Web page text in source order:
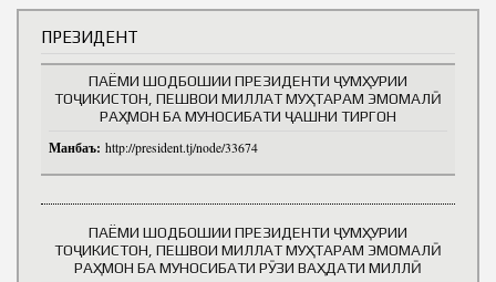
ПРЕЗИДЕНТ
ПАЁМИ ШОДБОШИИ ПРЕЗИДЕНТИ ҶУМҲУРИИ
ТОҶИКИСТОН, ПЕШВОИ МИЛЛАТ МУҲТАРАМ ЭМОМАЛӢ
РАҲМОН БА МУНОСИБАТИ ҶАШНИ ТИРГОН
Манбаъ: http://president.tj/node/33674
ПАЁМИ ШОДБОШИИ ПРЕЗИДЕНТИ ҶУМҲУРИИ
ТОҶИКИСТОН, ПЕШВОИ МИЛЛАТ МУҲТАРАМ ЭМОМАЛӢ
РАҲМОН БА МУНОСИБАТИ РӮЗИ ВАҲДАТИ МИЛЛӢ